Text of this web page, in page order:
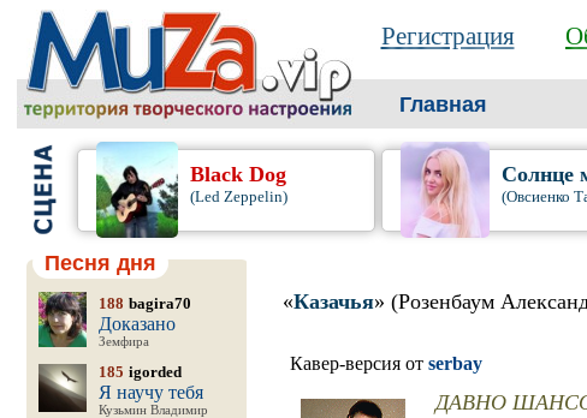
Регистрация
Главная
Black Dog
(Led Zeppelin)
Солнце
(Овсиенко
Песня дня
188 bagira70
Доказано
Земфира
185 igorded
Я научу тебя
Кузьмин Владимир
«Казачья» (Розенбаум
Кавер-версия от serbay
ДАВНО